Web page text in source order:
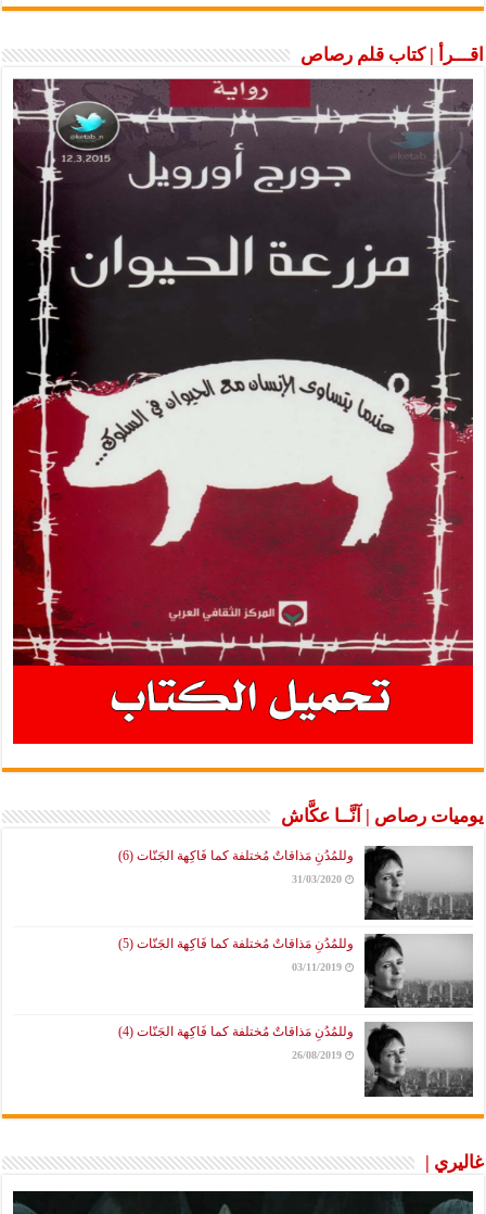
اقـــرأ | كتاب قلم رصاص
يوميات رصاص | آنَّــا عكَّاش
وللمُدُنِ مَذاقاتٌ مُختلفة كما فَاكِهة الجَنّات (6)
31/03/2020
وللمُدُنِ مَذاقاتٌ مُختلفة كما فَاكِهة الجَنّات (5)
03/11/2019
وللمُدُنِ مَذاقاتٌ مُختلفة كما فَاكِهة الجَنّات (4)
26/08/2019
غاليري |